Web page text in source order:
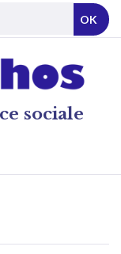
sociale
OK